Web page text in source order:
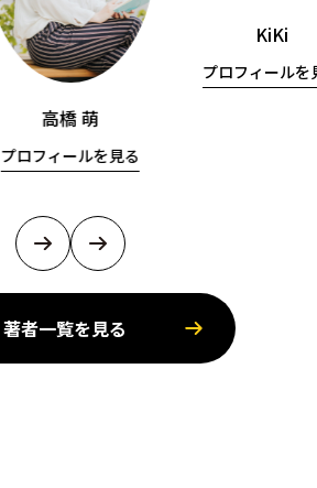
高橋 萌
プロフィールを見る
KiKi
プロフィールを
著者一覧を見る